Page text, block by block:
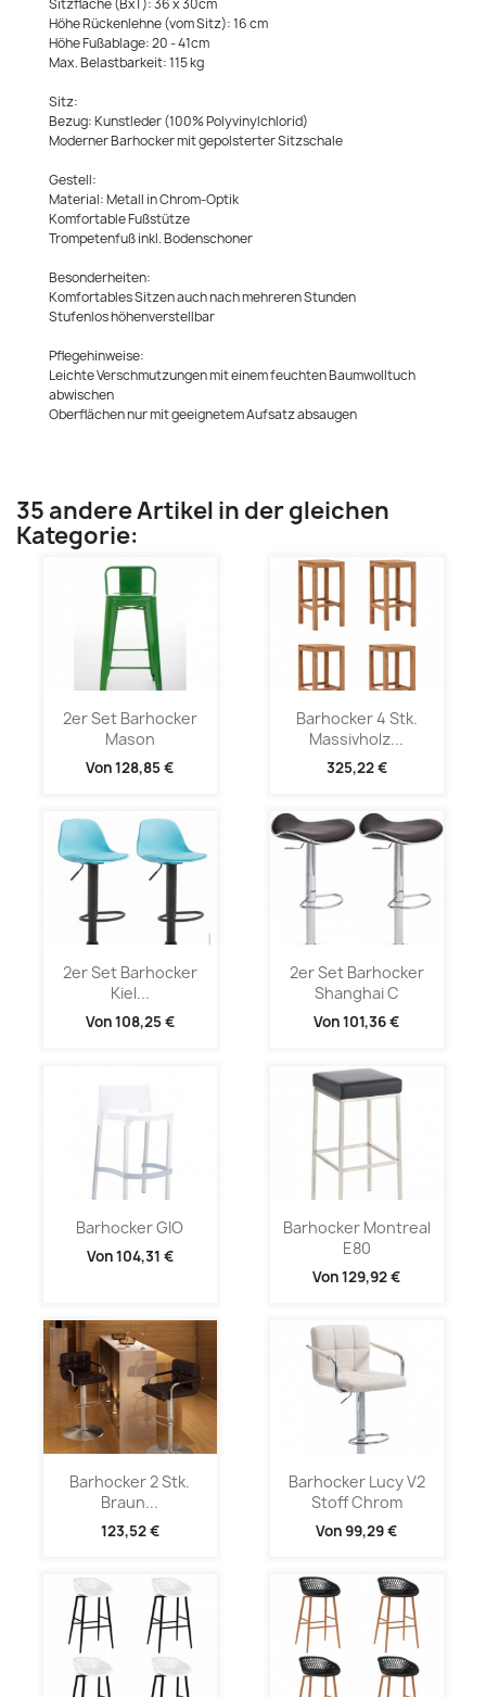
Höhe Rückenlehne (vom Sitz): 16 cm
Höhe Fußablage: 20 - 41cm
Max. Belastbarkeit: 115 kg
Sitz:
Bezug: Kunstleder (100% Polyvinylchlorid)
Moderner Barhocker mit gepolsterter Sitzschale
Gestell:
Material: Metall in Chrom-Optik
Komfortable Fußstütze
Trompetenfuß inkl. Bodenschoner
Besonderheiten:
Komfortables Sitzen auch nach mehreren Stunden
Stufenlos höhenverstellbar
Pflegehinweise:
Leichte Verschmutzungen mit einem feuchten Baumwolltuch
abwischen
Oberflächen nur mit geeignetem Aufsatz absaugen
35 andere Artikel in der gleichen
Kategorie:
2er Set Barhocker
Mason
Von128,85 €
Barhocker 4 Stk.
Massivholz...
325,22 €
2er Set Barhocker
Kiel...
Von108,25 €
2er Set Barhocker
Shanghai C
Von101,36 €
Barhocker GIO
Von104,31 €
Barhocker Montreal
E80
Von129,92 €
Barhocker 2 Stk.
Braun...
123,52 €
Barhocker Lucy V2
Stoff Chrom
Von99,29 €